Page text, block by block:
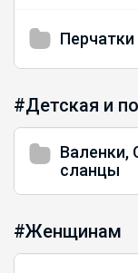
#Детская и
Валенки,
сланцы
#Женщинам